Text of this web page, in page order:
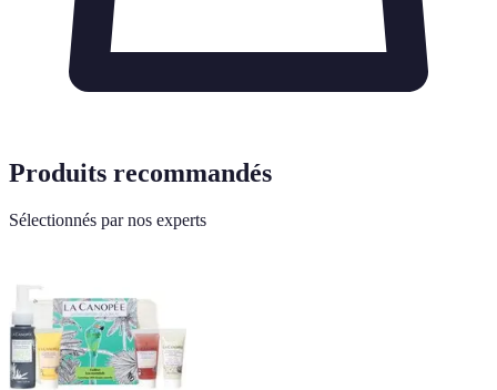
Produits recommandés
Sélectionnés par nos experts